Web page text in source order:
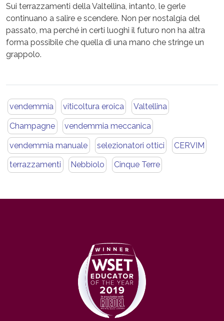
Sui terrazzamenti della Valtellina, intanto, le gerle
continuano a salire e scendere. Non per nostalgia del
passato, ma perché in certi luoghi il futuro non ha altra
forma possibile che quella di una mano che stringe un
grappolo.
vendemmia viticoltura eroica Valtellina
Champagne vendemmia meccanica
vendemmia manuale selezionatori ottici CERVIM
terrazzamenti Nebbiolo Cinque Terre